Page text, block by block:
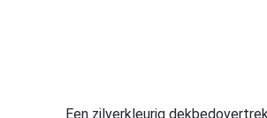
Een zilverkleurig